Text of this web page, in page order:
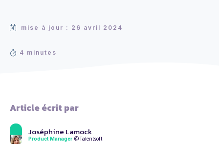
mise à jour : 26 avril 2024
4 minutes
Article écrit par
Joséphine Lamock
Product Manager @Talentsoft